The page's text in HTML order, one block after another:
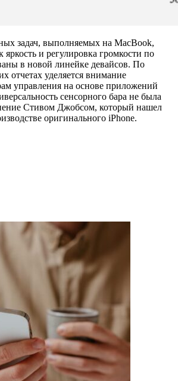
задач, выполняемых на MacBook,
яркость и регулировка громкости по
в новой линейке девайсов. По
отчетах уделяется внимание
управления на основе приложений
сенсорного бара не была
Стивом Джобсом, который нашел
оригинального iPhone.